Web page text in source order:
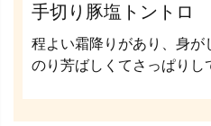
手切り豚塩トントロ
程よい霜降りがあり、身が
のり芳ばしくてさっぱりし